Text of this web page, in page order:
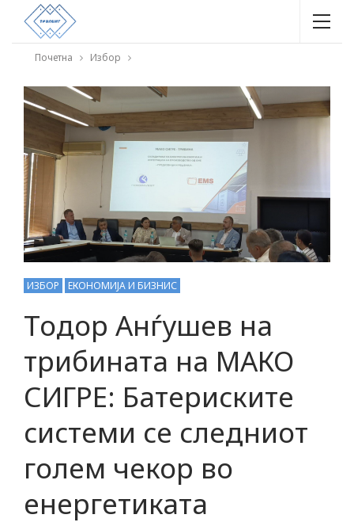
Почетна Избор
ИЗБОР ЕКОНОМИЈА И БИЗНИС
Тодор Анѓушев на
трибината на МАКО
СИГРЕ: Батериските
системи се следниот
голем чекор во
енергетиката